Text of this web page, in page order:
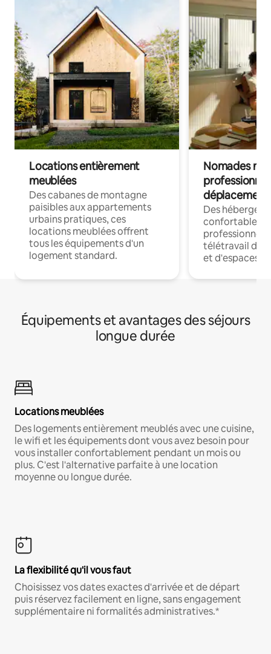
Locations entièrement
meublées
Des cabanes de montagne
paisibles aux appartements
urbains pratiques, ces
locations meublées offrent
tous les équipements d'un
logement standard.
Nomades
déplacement
Des
confortables
professionnels
télétravail
et d'espaces
Équipements et avantages des séjours
longue durée
Locations meublées
Des logements entièrement meublés avec une cuisine,
le wifi et les équipements dont vous avez besoin pour
vous installer confortablement pendant un mois ou
plus. C'est l'alternative parfaite à une location
moyenne ou longue durée.
La flexibilité qu'il vous faut
Choisissez vos dates exactes d'arrivée et de départ
puis réservez facilement en ligne, sans engagement
supplémentaire ni formalités administratives.*